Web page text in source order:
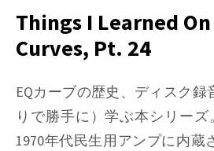
learned
on
Phono
curves,
Pt.
25
Things I Learned On
Curves, Pt. 24
EQカーブの歴史、ディスク
りで勝手に）学ぶ本シリーズ
1970年代民生用アンプに内蔵